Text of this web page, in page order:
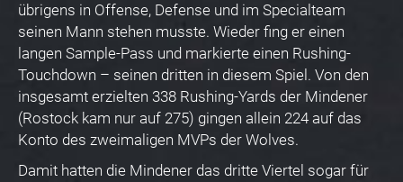
übrigens in Offense, Defense und im Specialteam
seinen Mann stehen musste. Wieder fing er einen
langen Sample-Pass und markierte einen Rushing-
Touchdown – seinen dritten in diesem Spiel. Von den
insgesamt erzielten 338 Rushing-Yards der Mindener
(Rostock kam nur auf 275) gingen allein 224 auf das
Konto des zweimaligen MVPs der Wolves.
Damit hatten die Mindener das dritte Viertel sogar für